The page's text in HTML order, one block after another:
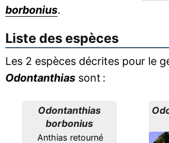
borbonius.
Liste des espèces
Les 2 espèces décrites pour le
Odontanthiassont :
Odontanthias
borbonius
Anthias retourné